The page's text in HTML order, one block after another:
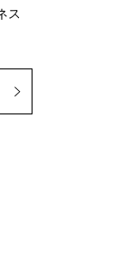
ス